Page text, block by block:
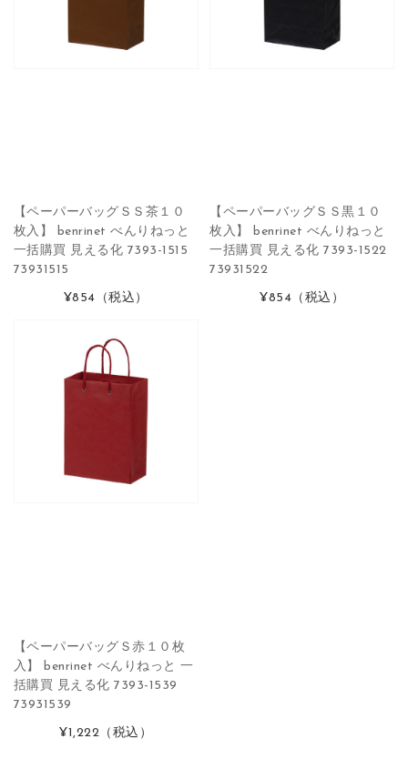
【ペーパーバッグＳＳ茶１０
枚入】 benrinet べんりねっと
一括購買 見える化 7393-1515
73931515
¥854 （税込）
【ペーパーバッグＳＳ黒１０
枚入】 benrinet べんりねっと
一括購買 見える化 7393-1522
73931522
¥854 （税込）
【ペーパーバッグＳ赤１０枚
入】 benrinet べんりねっと 一
括購買 見える化 7393-1539
73931539
¥1,222 （税込）